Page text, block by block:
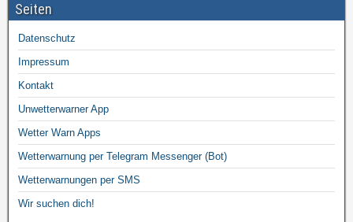
Seiten
Datenschutz
Impressum
Kontakt
Unwetterwarner App
Wetter Warn Apps
Wetterwarnung per Telegram Messenger (Bot)
Wetterwarnungen per SMS
Wir suchen dich!